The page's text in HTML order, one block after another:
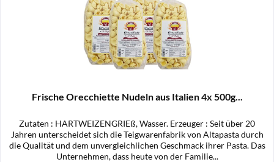
Frische Orecchiette Nudeln aus Italien 4x 500g...
Zutaten : HARTWEIZENGRIEß, Wasser. Erzeuger : Seit über 20
Jahren unterscheidet sich die Teigwarenfabrik von Altapasta durch
die Qualität und dem unvergleichlichen Geschmack ihrer Pasta. Das
Unternehmen, dass heute von der Familie...